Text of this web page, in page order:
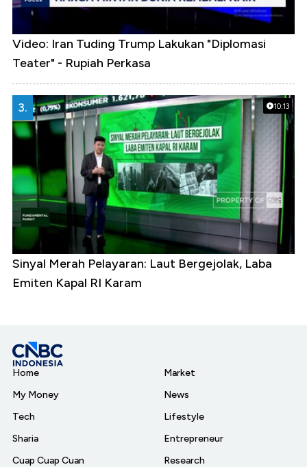
Video: Iran Tuding Trump Lakukan "Diplomasi
Teater" - Rupiah Perkasa
10:13
3.
Sinyal Merah Pelayaran: Laut Bergejolak, Laba
Emiten Kapal RI Karam
Home
My Money
Tech
Sharia
Cuap Cuap Cuan
Market
News
Lifestyle
Entrepreneur
Research